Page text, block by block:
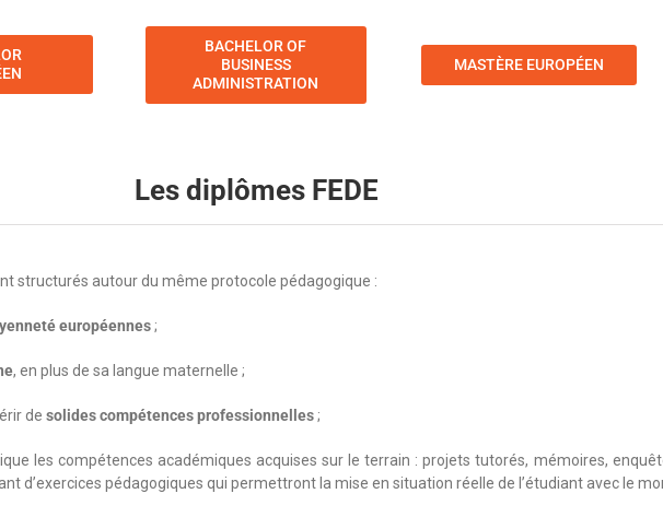
BACHELOR OF
BUSINESS
ADMINISTRATION
MASTÈRE EUROPÉEN
Les diplômes FEDE
structurés autour du même protocole pédagogique :
européennes;
, en plus de sa langue maternelle ;
de solides compétences professionnelles;
les compétences académiques acquises sur le terrain : projets tutorés, mémoires,
d’exercices pédagogiques qui permettront la mise en situation réelle de l’étudiant avec le